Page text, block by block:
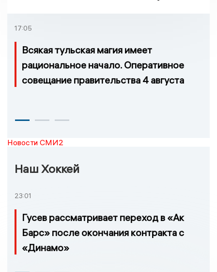
17:05
Всякая тульская магия имеет
рациональное начало. Оперативное
совещание правительства 4 августа
Новости СМИ2
Наш Хоккей
23:01
Гусев рассматривает переход в «Ак
Барс» после окончания контракта с
«Динамо»